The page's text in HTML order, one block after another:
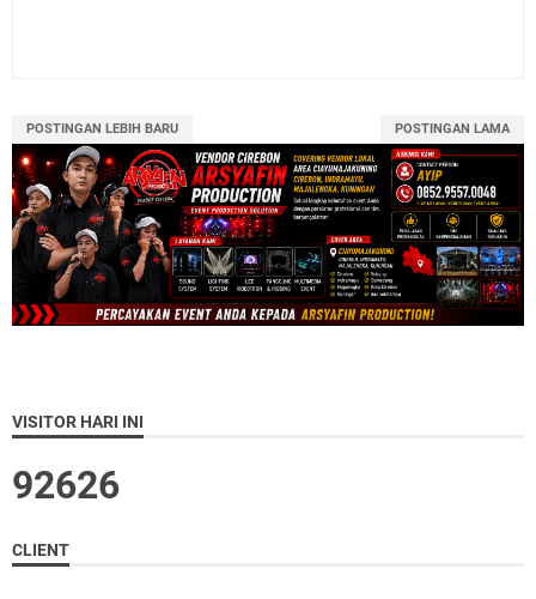
POSTINGAN LEBIH BARU POSTINGAN LAMA
VISITOR HARI INI
92626
CLIENT